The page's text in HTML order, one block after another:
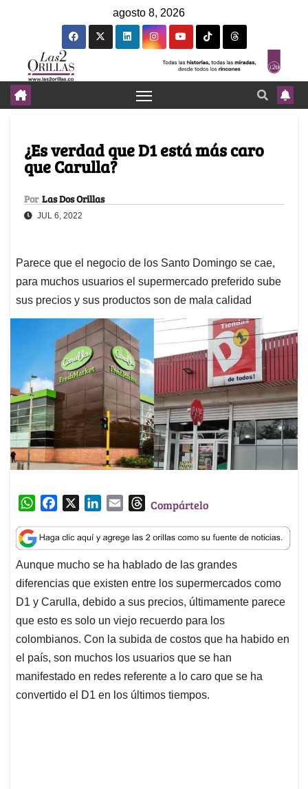
agosto 8, 2026
¿Es verdad que D1 está más caro
que Carulla?
Por Las Dos Orillas
JUL 6, 2022
Parece que el negocio de los Santo Domingo se cae,
para muchos usuarios el supermercado preferido sube
sus precios y sus productos son de mala calidad
W
a
t
s
A
p
p
c
e
b
o
o
k
n
k
e
d
I
n
a
i
l
T
r
e
a
d
s
Compártelo
Aunque mucho se ha hablado de las grandes
diferencias que existen entre los supermercados como
D1 y Carulla, debido a sus precios, últimamente parece
que esto es solo un viejo recuerdo para los
colombianos. Con la subida de costos que ha habido en
el país, son muchos los usuarios que se han
manifestado en redes referente a lo caro que se ha
convertido el D1 en los últimos tiempos.